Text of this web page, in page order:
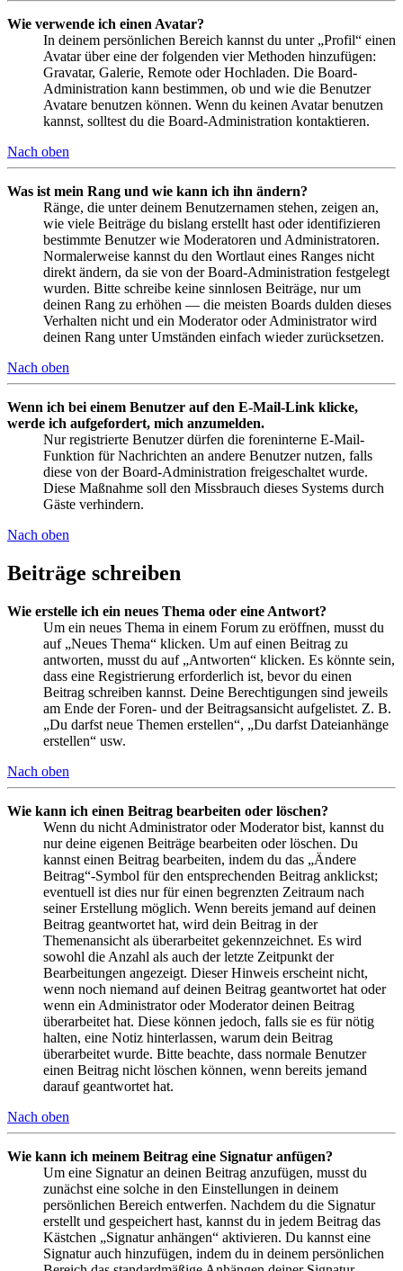
Wie verwende ich einen Avatar?
In deinem persönlichen Bereich kannst du unter „Profil“ einen
Avatar über eine der folgenden vier Methoden hinzufügen:
Gravatar, Galerie, Remote oder Hochladen. Die Board-
Administration kann bestimmen, ob und wie die Benutzer
Avatare benutzen können. Wenn du keinen Avatar benutzen
kannst, solltest du die Board-Administration kontaktieren.
Nach oben
Was ist mein Rang und wie kann ich ihn ändern?
Ränge, die unter deinem Benutzernamen stehen, zeigen an,
wie viele Beiträge du bislang erstellt hast oder identifizieren
bestimmte Benutzer wie Moderatoren und Administratoren.
Normalerweise kannst du den Wortlaut eines Ranges nicht
direkt ändern, da sie von der Board-Administration festgelegt
wurden. Bitte schreibe keine sinnlosen Beiträge, nur um
deinen Rang zu erhöhen — die meisten Boards dulden dieses
Verhalten nicht und ein Moderator oder Administrator wird
deinen Rang unter Umständen einfach wieder zurücksetzen.
Nach oben
Wenn ich bei einem Benutzer auf den E-Mail-Link klicke,
werde ich aufgefordert, mich anzumelden.
Nur registrierte Benutzer dürfen die foreninterne E-Mail-
Funktion für Nachrichten an andere Benutzer nutzen, falls
diese von der Board-Administration freigeschaltet wurde.
Diese Maßnahme soll den Missbrauch dieses Systems durch
Gäste verhindern.
Nach oben
Beiträge schreiben
Wie erstelle ich ein neues Thema oder eine Antwort?
Um ein neues Thema in einem Forum zu eröffnen, musst du
auf „Neues Thema“ klicken. Um auf einen Beitrag zu
antworten, musst du auf „Antworten“ klicken. Es könnte sein,
dass eine Registrierung erforderlich ist, bevor du einen
Beitrag schreiben kannst. Deine Berechtigungen sind jeweils
am Ende der Foren- und der Beitragsansicht aufgelistet. Z. B.
„Du darfst neue Themen erstellen“, „Du darfst Dateianhänge
erstellen“ usw.
Nach oben
Wie kann ich einen Beitrag bearbeiten oder löschen?
Wenn du nicht Administrator oder Moderator bist, kannst du
nur deine eigenen Beiträge bearbeiten oder löschen. Du
kannst einen Beitrag bearbeiten, indem du das „Ändere
Beitrag“-Symbol für den entsprechenden Beitrag anklickst;
eventuell ist dies nur für einen begrenzten Zeitraum nach
seiner Erstellung möglich. Wenn bereits jemand auf deinen
Beitrag geantwortet hat, wird dein Beitrag in der
Themenansicht als überarbeitet gekennzeichnet. Es wird
sowohl die Anzahl als auch der letzte Zeitpunkt der
Bearbeitungen angezeigt. Dieser Hinweis erscheint nicht,
wenn noch niemand auf deinen Beitrag geantwortet hat oder
wenn ein Administrator oder Moderator deinen Beitrag
überarbeitet hat. Diese können jedoch, falls sie es für nötig
halten, eine Notiz hinterlassen, warum dein Beitrag
überarbeitet wurde. Bitte beachte, dass normale Benutzer
einen Beitrag nicht löschen können, wenn bereits jemand
darauf geantwortet hat.
Nach oben
Wie kann ich meinem Beitrag eine Signatur anfügen?
Um eine Signatur an deinen Beitrag anzufügen, musst du
zunächst eine solche in den Einstellungen in deinem
persönlichen Bereich entwerfen. Nachdem du die Signatur
erstellt und gespeichert hast, kannst du in jedem Beitrag das
Kästchen „Signatur anhängen“ aktivieren. Du kannst eine
Signatur auch hinzufügen, indem du in deinem persönlichen